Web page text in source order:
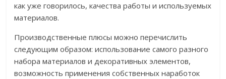
как уже говорилось, качества работы и используемых
материалов.
Производственные плюсы можно перечислить
следующим образом: использование самого разного
набора материалов и декоративных элементов,
возможность применения собственных наработок